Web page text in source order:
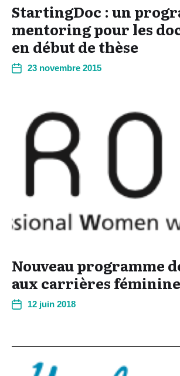
StartingDoc : un
mentoring pour les
en début de thèse
23 novembre 2015
Nouveau programme
aux carrières
12 juin 2018